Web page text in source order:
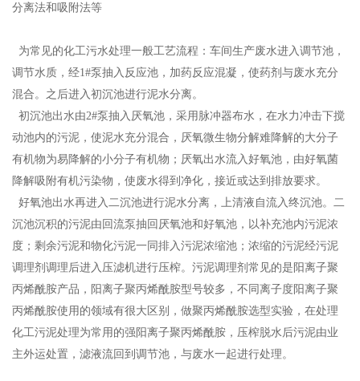
分离法和吸附法等
为常见的化工污水处理一般工艺流程：车间生产废水进入调节池，
调节水质，经1#泵抽入反应池，加药反应混凝，使药剂与废水充分
混合。之后进入初沉池进行泥水分离。
初沉池出水由2#泵抽入厌氧池，采用脉冲器布水，在水力冲击下搅
动池内的污泥，使泥水充分混合，厌氧微生物分解难降解的大分子
有机物为易降解的小分子有机物；厌氧出水流入好氧池，由好氧菌
降解吸附有机污染物，使废水得到净化，接近或达到排放要求。
好氧池出水再进入二沉池进行泥水分离，上清液自流入终沉池。二
沉池沉积的污泥由回流泵抽回厌氧池和好氧池，以补充池内污泥浓
度；剩余污泥和物化污泥一同排入污泥浓缩池；浓缩的污泥经污泥
调理剂调理后进入压滤机进行压榨。污泥调理剂常见的是阳离子聚
丙烯酰胺产品，阳离子聚丙烯酰胺型号较多，不同离子度阳离子聚
丙烯酰胺使用的领域有很大区别，做聚丙烯酰胺选型实验，在处理
化工污泥处理为常用的强阳离子聚丙烯酰胺，压榨脱水后污泥由业
主外运处置，滤液流回到调节池，与废水一起进行处理。